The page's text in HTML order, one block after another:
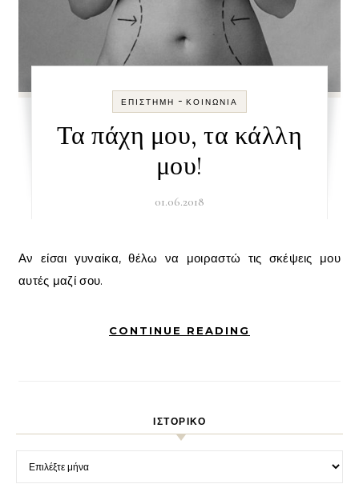
ΕΠΙΣΤΉΜΗ - ΚΟΙΝΩΝΊΑ
Τα πάχη μου, τα κάλλη
μου!
01.06.2018
Αν είσαι γυναίκα, θέλω να μοιραστώ τις σκέψεις μου
αυτές μαζί σου.
CONTINUE READING
ΙΣΤΟΡΙΚΌ